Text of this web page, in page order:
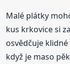
Malé plátky
kus krkovice si
osvědčuje
když je maso